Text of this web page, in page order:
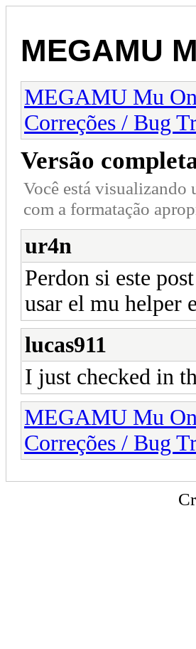
MEGAMU
MEGAMU Mu
Correções / Bug
Versão
Você está
com a formatação
ur4n
Perdon si este
usar el mu helper
lucas911
I just checked in
MEGAMU Mu
Correções / Bug